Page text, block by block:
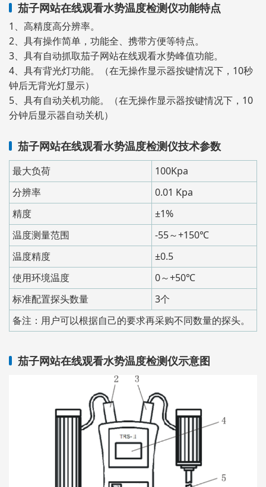
茄子网站在线观看水势温度检测仪功能特点
1、高精度高分辨率。
2、具有操作简单，功能全、携带方便等特点。
3、具有自动抓取茄子网站在线观看水势峰值功能。
4、具有背光灯功能。（在无操作显示器按键情况下，10秒
钟后无背光灯显示）
5、具有自动关机功能。（在无操作显示器按键情况下，10
分钟后显示器自动关机）
茄子网站在线观看水势温度检测仪技术参数
最大负荷
100Kpa
分辨率
0.01 Kpa
精度
±1%
温度测量范围
-55～+150℃
温度精度
±0.5
使用环境温度
0～+50℃
标准配置探头数量
3个
备注：用户可以根据自己的要求再采购不同数量的探头。
茄子网站在线观看水势温度检测仪示意图